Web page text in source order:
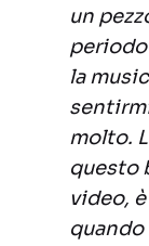
un
periodo
la
molto.
questo
video,